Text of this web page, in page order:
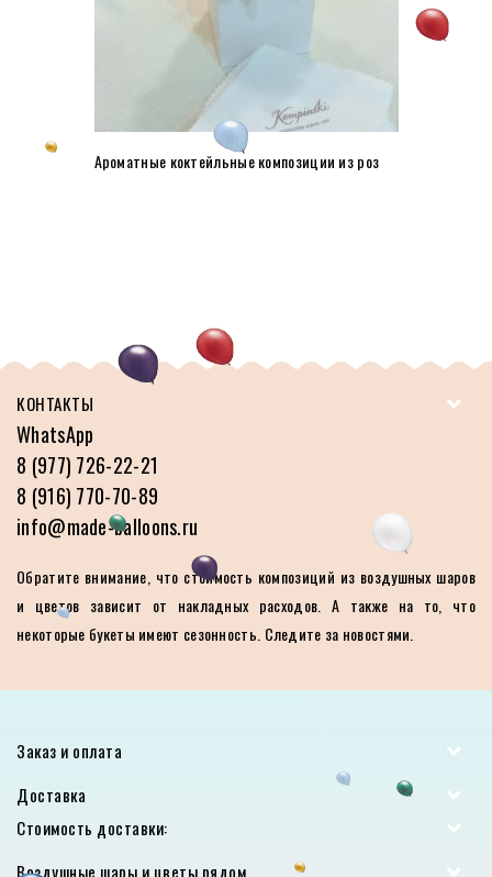
Ароматные коктейльные композиции из роз
КОНТАКТЫ
WhatsApp
8 (977) 726-22-21
8 (916) 770-70-89
info@made-balloons.ru
Обратите внимание, что стоимость композиций из воздушных шаров
и цветов зависит от накладных расходов. А также на то, что
некоторые букеты имеют сезонность. Следите за новостями.
Заказ и оплата
Доставка
Стоимость доставки:
Воздушные шары и цветы рядом